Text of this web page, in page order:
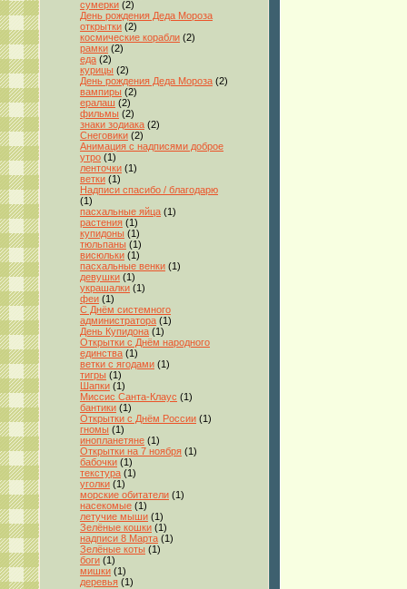
сумерки (2)
День рождения Деда Мороза
открытки (2)
космические корабли (2)
рамки (2)
еда (2)
курицы (2)
День рождения Деда Мороза (2)
вампиры (2)
ералаш (2)
фильмы (2)
знаки зодиака (2)
Снеговики (2)
Анимация с надписями доброе
утро (1)
ленточки (1)
ветки (1)
Надписи спасибо / благодарю
(1)
пасхальные яйца (1)
растения (1)
купидоны (1)
тюльпаны (1)
висюльки (1)
пасхальные венки (1)
девушки (1)
украшалки (1)
феи (1)
С Днём системного
администратора (1)
День Купидона (1)
Открытки с Днём народного
единства (1)
ветки с ягодами (1)
тигры (1)
Шапки (1)
Миссис Санта-Клаус (1)
бантики (1)
Открытки с Днём России (1)
гномы (1)
инопланетяне (1)
Открытки на 7 ноября (1)
бабочки (1)
текстура (1)
уголки (1)
морские обитатели (1)
насекомые (1)
летучие мыши (1)
Зелёные кошки (1)
надписи 8 Марта (1)
Зелёные коты (1)
боги (1)
мишки (1)
деревья (1)